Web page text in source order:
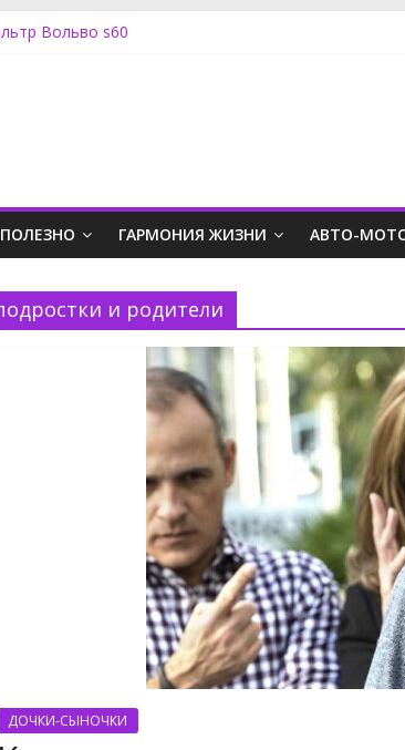
Вольво s60
Вольво s60
с подростком
генератор
ГАРМОНИЯ ЖИЗНИ АВТО-
и родители
ДОЧКИ-СЫНОЧКИ